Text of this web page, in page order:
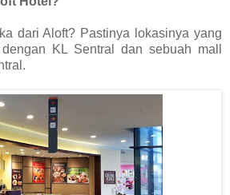
dari Aloft? Pastinya lokasinya yang
KL Sentral dan sebuah mall